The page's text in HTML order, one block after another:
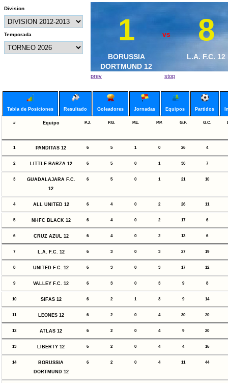
Division
Temporada 1
BORUSSIA
DORTMUND 12
vs 8
L.A. F.C. 12
3
CRUZ AZUL 12
vs 0
UNITED F.C.
prev stop
Tabla de Posiciones Resultado Goleadores Jornadas Equipos Partidos
# Equipo P.J. P.G. P.E. P.P. G.F. G.C.
1 PANDITAS 12 6 5 1 0 26 4
2 LITTLE BARZA 12 6 5 0 1 30 7
3
GUADALAJARA F.C.
12
6 5 0 1 21 10
4 ALL UNITED 12 6 4 0 2 26 11
5 NHFC BLACK 12 6 4 0 2 17 6
6 CRUZ AZUL 12 6 4 0 2 13 6
7 L.A. F.C. 12 6 3 0 3 27 19
8 UNITED F.C. 12 6 3 0 3 17 12
9 VALLEY F.C. 12 6 3 0 3 9 8
10 SIFAS 12 6 2 1 3 9 14
11 LEONES 12 6 2 0 4 30 20
12 ATLAS 12 6 2 0 4 9 20
13 LIBERTY 12 6 2 0 4 4 16
14
BORUSSIA
DORTMUND 12
6 2 0 4 11 44